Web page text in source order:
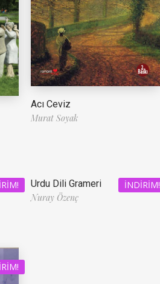
Acı Ceviz
Murat Soyak
İNDIRIM!
Urdu Dili Grameri
Nuray Özenç